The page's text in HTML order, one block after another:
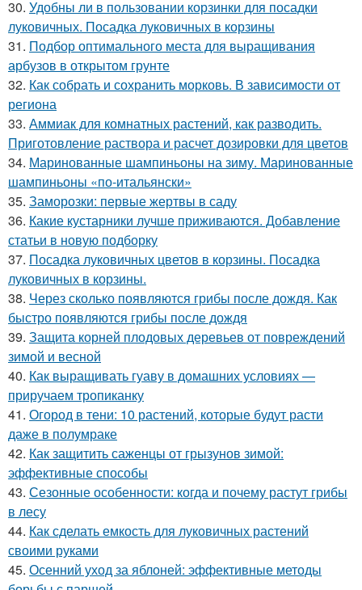
30. Удобны ли в пользовании корзинки для посадки
луковичных. Посадка луковичных в корзины
31. Подбор оптимального места для выращивания
арбузов в открытом грунте
32. Как собрать и сохранить морковь. В зависимости от
региона
33. Аммиак для комнатных растений, как разводить.
Приготовление раствора и расчет дозировки для цветов
34. Маринованные шампиньоны на зиму. Маринованные
шампиньоны «по-итальянски»
35. Заморозки: первые жертвы в саду
36. Какие кустарники лучше приживаются. Добавление
статьи в новую подборку
37. Посадка луковичных цветов в корзины. Посадка
луковичных в корзины.
38. Через сколько появляются грибы после дождя. Как
быстро появляются грибы после дождя
39. Защита корней плодовых деревьев от повреждений
зимой и весной
40. Как выращивать гуаву в домашних условиях —
приручаем тропиканку
41. Огород в тени: 10 растений, которые будут расти
даже в полумраке
42. Как защитить саженцы от грызунов зимой:
эффективные способы
43. Сезонные особенности: когда и почему растут грибы
в лесу
44. Как сделать емкость для луковичных растений
своими руками
45. Осенний уход за яблоней: эффективные методы